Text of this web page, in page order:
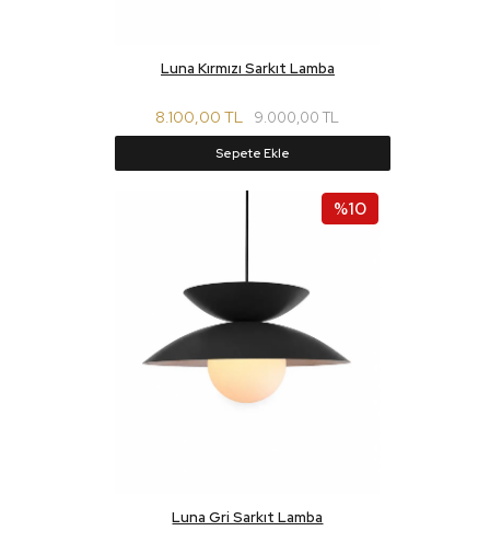
Luna Kırmızı Sarkıt Lamba
8.100,00 TL 9.000,00 TL
Sepete Ekle
Luna Gri Sarkıt Lamba
%10